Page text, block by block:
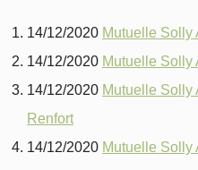
14/12/2020 Mutuelle Solly
14/12/2020 Mutuelle Solly
14/12/2020 Mutuelle Solly
Renfort
14/12/2020 Mutuelle Solly